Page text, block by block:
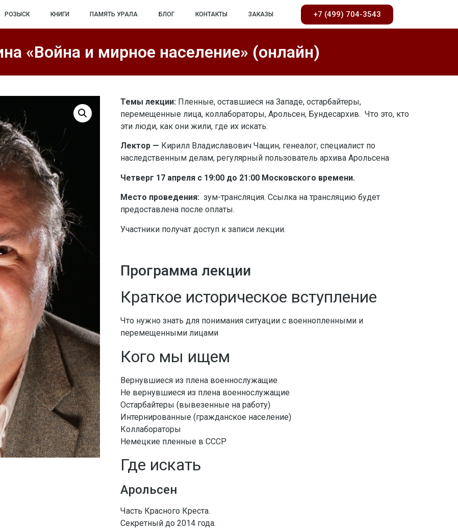
РОЗЫСК КНИГИ ПАМЯТЬ УРАЛА БЛОГ КОНТАКТЫ ЗАКАЗЫ +7 (499) 704-3543
«Война и мирное население» (онлайн)
Темы лекции:Пленные, оставшиеся на Западе, остарбайтеры,
перемещенные лица, коллабораторы, Арольсен, Бундесархив. Что это, кто
эти люди, как они жили, где их искать.
Лектор — Кирилл Владиславович Чащин, генеалог, специалист по
наследственным делам, регулярный пользователь архива Арольсена
Четверг 17 апреля с 19:00 до 21:00 Московского времени.
Место проведения: зум-трансляция. Ссылка на трансляцию будет
предоставлена после оплаты.
Участники получат доступ к записи лекции.
Программа лекции
Краткое историческое вступление
Что нужно знать для понимания ситуации с военнопленными и
перемещенными лицами
Кого мы ищем
Вернувшиеся из плена военнослужащие
Не вернувшиеся из плена военнослужащие
Остарбайтеры (вывезенные на работу)
Интернированные (гражданское население)
Коллабораторы
Немецкие пленные в СССР
Где искать
Арольсен
Часть Красного Креста.
Секретный до 2014 года.